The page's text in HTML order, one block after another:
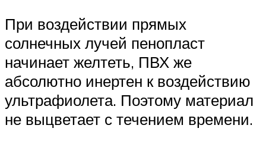
При воздействии прямых
солнечных лучей пенопласт
начинает желтеть, ПВХ же
абсолютно инертен к воздействию
ультрафиолета. Поэтому материал
не выцветает с течением времени.